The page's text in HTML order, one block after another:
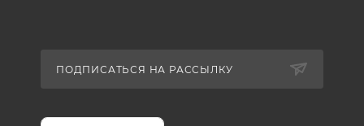
ПОДПИСАТЬСЯ НА РАССЫЛКУ